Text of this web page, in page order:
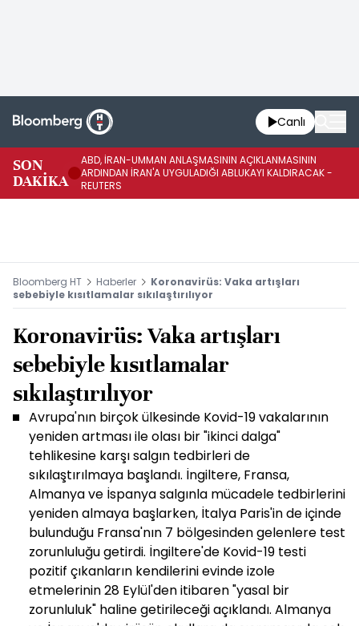
Canlı
SON
DAKİKA
ABD, İRAN-UMMAN ANLAŞMASININ AÇIKLANMASININ
ARDINDAN İRAN'A UYGULADIĞI ABLUKAYI KALDIRACAK -
REUTERS
Bloomberg HT Haberler
Koronavirüs: Vaka artışları
sebebiyle kısıtlamalar sıkılaştırılıyor
Koronavirüs: Vaka artışları
sebebiyle kısıtlamalar
sıkılaştırılıyor
Avrupa'nın birçok ülkesinde Kovid-19 vakalarının
yeniden artması ile olası bir "ikinci dalga"
tehlikesine karşı salgın tedbirleri de
sıkılaştırılmaya başlandı. İngiltere, Fransa,
Almanya ve İspanya salgınla mücadele tedbirlerini
yeniden almaya başlarken, İtalya Paris'in de içinde
bulunduğu Fransa'nın 7 bölgesinden gelenlere test
zorunluluğu getirdi. İngiltere'de Kovid-19 testi
pozitif çıkanların kendilerini evinde izole
etmelerinin 28 Eylül'den itibaren "yasal bir
zorunluluk" haline getirileceği açıklandı. Almanya